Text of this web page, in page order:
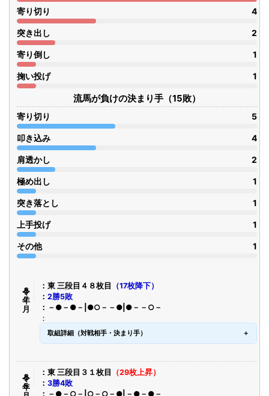
寄り切り 4
突き出し 2
寄り倒し 1
掬い投げ 1
流馬が負けの決まり手（15敗）
寄り切り 5
叩き込み 4
肩透かし 2
極め出し 1
突き落とし 1
上手投げ 1
その他 1
令８年７月 東 三段目４８枚目
（17枚降下）
2勝5敗
－●－●－|●○－－●|●－－○－
取組詳細（対戦相手・決まり手）
令８年５月 東 三段目３１枚目
（29枚上昇）
3勝4敗
－●－○－|○－○－●|－●－●－